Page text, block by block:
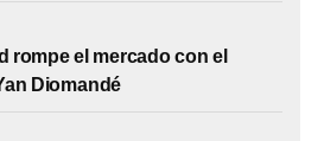
rompe el mercado con el
Diomandé